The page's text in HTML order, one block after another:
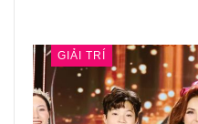
GIẢI TRÍ